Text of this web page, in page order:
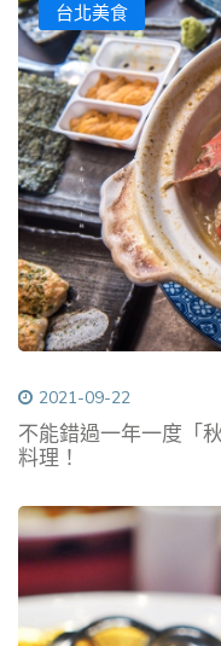
台北美食
2021-09-22
不能錯過一年一度「
料理！